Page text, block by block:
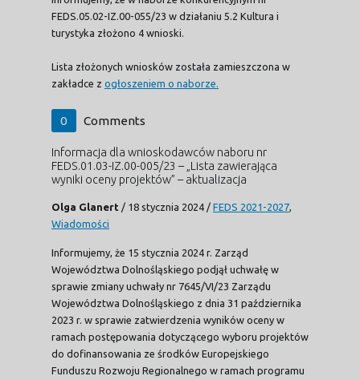
FEDS.05.02-IZ.00-055/23 w działaniu 5.2 Kultura i
turystyka złożono 4 wnioski.
Lista złożonych wniosków została zamieszczona w
zakładce z ogłoszeniem o naborze.
0 Comments
Informacja dla wnioskodawców naboru nr
FEDS.01.03-IZ.00-005/23 – „Lista zawierająca
wyniki oceny projektów” – aktualizacja
Olga Glanert / 18 stycznia 2024 / FEDS 2021-2027
Wiadomości
Informujemy, że 15 stycznia 2024 r. Zarząd
Województwa Dolnośląskiego podjął uchwałę w
sprawie zmiany uchwały nr 7645/VI/23 Zarządu
Województwa Dolnośląskiego z dnia 31 października
2023 r. w sprawie zatwierdzenia wyników oceny w
ramach postępowania dotyczącego wyboru projektów
do dofinansowania ze środków Europejskiego
Funduszu Rozwoju Regionalnego w ramach programu